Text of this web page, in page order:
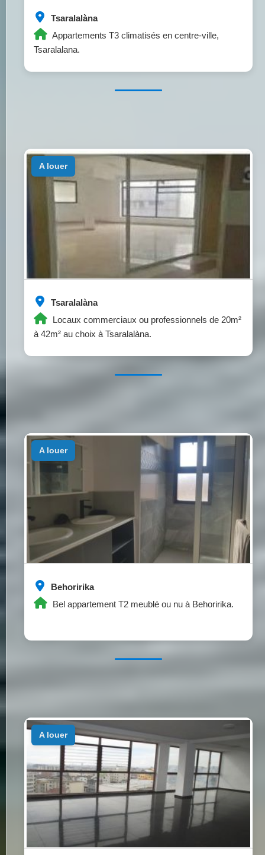
Tsaralalàna
Appartements T3 climatisés en centre-ville,
Tsaralalana.
Tsaralalàna
Locaux commerciaux ou professionnels de 20m²
à 42m² au choix à Tsaralalàna.
a louer
Behoririka
Bel appartement T2 meublé ou nu à Behoririka.
a louer
a louer